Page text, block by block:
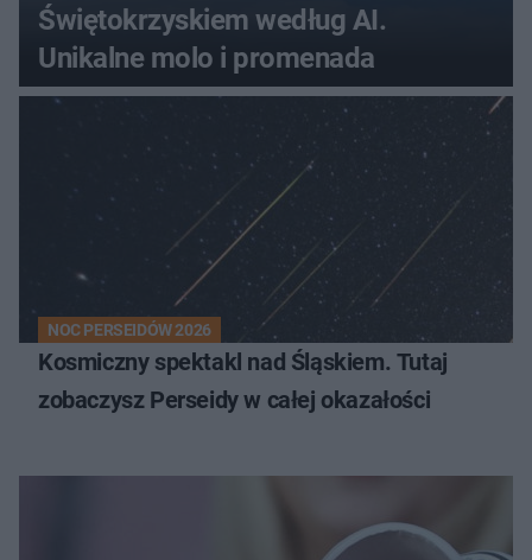
Świętokrzyskiem według AI.
Unikalne molo i promenada
NOC PERSEIDÓW 2026
Kosmiczny spektakl nad Śląskiem. Tutaj
zobaczysz Perseidy w całej okazałości